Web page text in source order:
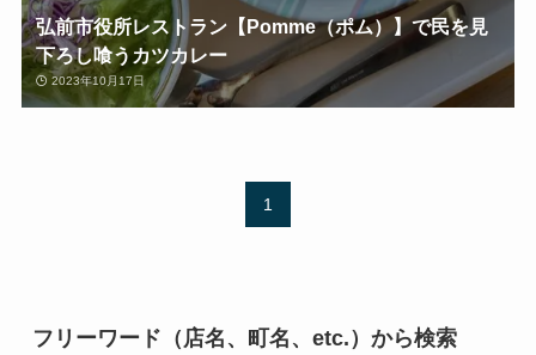
弘前市役所レストラン【Pomme（ポム）】で民を見
下ろし喰うカツカレー
2023年10月17日
1
フリーワード（店名、町名、etc.）から検索